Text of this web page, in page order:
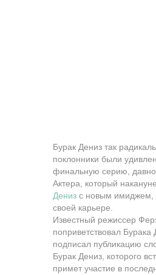
Бурак Дениз так
поклонники были
финальную серию, давно
Актера, который
Дениз с новым имиджем,
своей карьере.
Известный режиссер
поприветствовал
подписал публикацию
Бурак Дениз, которого
примет участие в